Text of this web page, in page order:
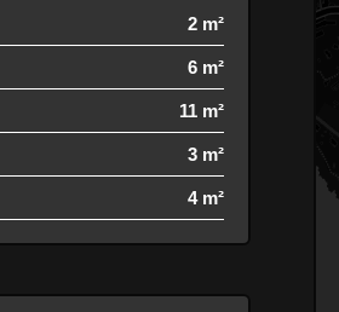
2 m²
6 m²
11 m²
3 m²
4 m²